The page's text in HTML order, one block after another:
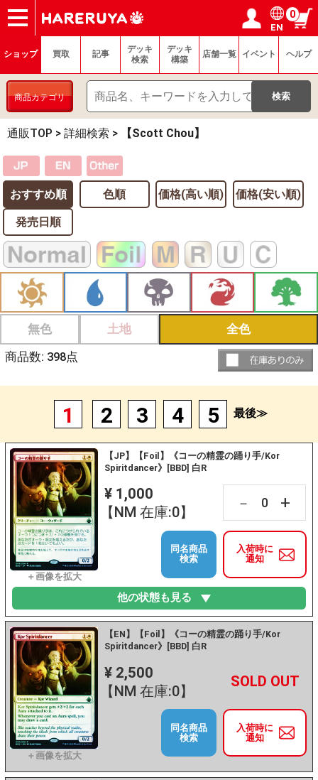
ショップ
買取
記事
デッキ検索
デッキ構築
選手一覧
店舗一覧
イベント
ヘルプ
お問い合わせ ログイン／会員登録
マイページ
EN
0
ショップ 買取 記事
デッキ
検索
デッキ
構築
店舗一覧 イベント ヘルプ
商品カテゴリ
通販TOP > 詳細検索 > 【Scott Chou】
おすすめ順 色順 価格(高い順) 価格(安い順)
発売日順
無色 土地 全色
商品数: 398点
1 2 3 4 5 最後≫
【JP】【Foil】《コーの精霊の踊り手/Kor
Spiritdancer》[BBD] 白R
¥ 1,000
【NM 在庫:0】
－ +
入荷時に
通知
同名商品
検索
他の状態も見る
【EN】【Foil】《コーの精霊の踊り手/Kor
Spiritdancer》[BBD] 白R
¥ 2,500
【NM 在庫:0】
－ +
入荷時に
通知
同名商品
検索